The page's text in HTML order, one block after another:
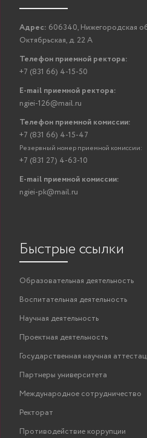
Адрес: 606340, Нижегородская
Октябрьская, д. 22 А
Телефон приемной ректора:
+7 (831 66) 4-15-50
E-mail приемной ректора:
ngiei-126@mail.ru
Телефон приемной комиссии:
+7 (831 66) 4-15-47
Резервный номер приемной комиссии:
+7 (831 27) 4-63-10
E-mail приемной комиссии:
ngiei-pk@mail.ru
Быстрые ссылки
Образовательная деятельность
Воспитательная деятельность
Научная деятельность
Проектная деятельность
Государственная научная
Партнеры университета
Международное сотрудничество
Ректорат
Противодействие коррупции